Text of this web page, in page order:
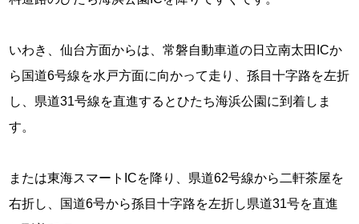
いわき、仙台方面からは、常磐自動車道の日立南太田ICか
ら国道6号線を水戸方面に向かって走り、孫目十字路を左折
し、県道31号線を直進するとひたち海浜公園に到着しま
す。
または東海スマートICを降り、県道62号線から二軒茶屋を
右折し、国道6号から孫目十字路を左折し県道31号を直進